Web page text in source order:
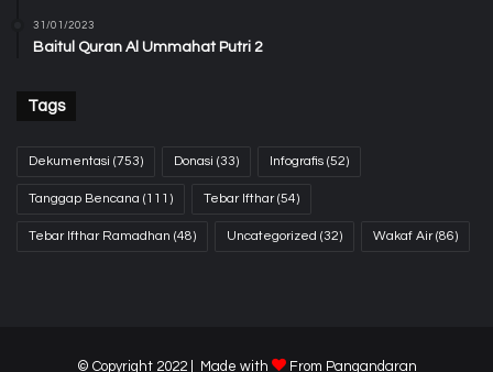
31/01/2023
Baitul Quran Al Ummahat Putri 2
Tags
Dekumentasi (753) Donasi (33) Infografis (52)
Tanggap Bencana (111) Tebar Ifthar(54)
Tebar Ifthar Ramadhan (48) Uncategorized (32) Wakaf Air(86)
© Copyright 2022 | Made with From Pangandaran